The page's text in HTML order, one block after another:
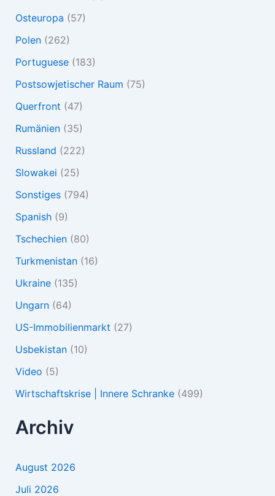
Osteuropa (57)
Polen(262)
Portuguese(183)
Postsowjetischer Raum (75)
Querfront (47)
Rumänien(35)
Russland (222)
Slowakei (25)
Sonstiges(794)
Spanish(9)
Tschechien(80)
Turkmenistan(16)
Ukraine(135)
Ungarn(64)
US-Immobilienmarkt (27)
Usbekistan(10)
Video (5)
Wirtschaftskrise | Innere Schranke(499)
Archiv
August 2026
Juli 2026